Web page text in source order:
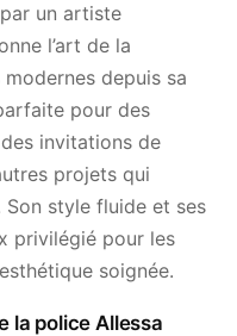
un artiste
l’art de la
depuis sa
pour des
invitations de
projets qui
Son style fluide et ses
privilégié pour les
soignée.
la police Allessa